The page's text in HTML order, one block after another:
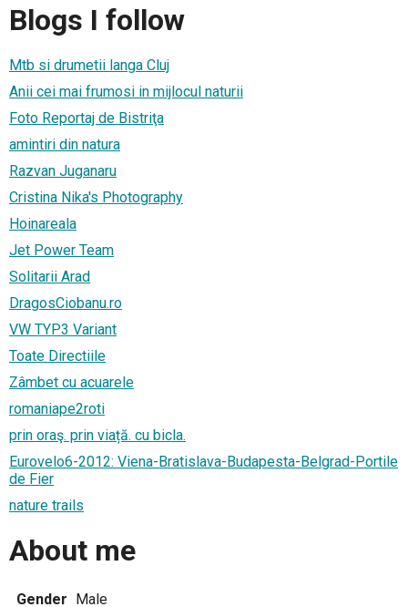
Blogs I follow
Mtb si drumetii langa Cluj
Anii cei mai frumosi in mijlocul naturii
Foto Reportaj de Bistriţa
amintiri din natura
Razvan Juganaru
Cristina Nika's Photography
Hoinareala
Jet Power Team
Solitarii Arad
DragosCiobanu.ro
VW TYP3 Variant
Toate Directiile
Zâmbet cu acuarele
romaniape2roti
prin oraş. prin viață. cu bicla.
Eurovelo6-2012: Viena-Bratislava-Budapesta-Belgrad-Portile
de Fier
nature trails
About me
Gender Male